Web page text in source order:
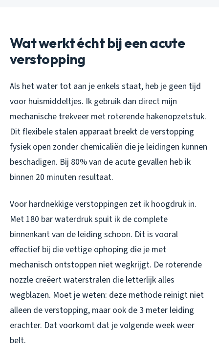
Wat werkt écht bij een acute
verstopping
Als het water tot aan je enkels staat, heb je geen tijd
voor huismiddeltjes. Ik gebruik dan direct mijn
mechanische trekveer met roterende hakenopzetstuk.
Dit flexibele stalen apparaat breekt de verstopping
fysiek open zonder chemicaliën die je leidingen kunnen
beschadigen. Bij 80% van de acute gevallen heb ik
binnen 20 minuten resultaat.
Voor hardnekkige verstoppingen zet ik hoogdruk in.
Met 180 bar waterdruk spuit ik de complete
binnenkant van de leiding schoon. Dit is vooral
effectief bij die vettige ophoping die je met
mechanisch ontstoppen niet wegkrijgt. De roterende
nozzle creëert waterstralen die letterlijk alles
wegblazen. Moet je weten: deze methode reinigt niet
alleen de verstopping, maar ook de 3 meter leiding
erachter. Dat voorkomt dat je volgende week weer
belt.